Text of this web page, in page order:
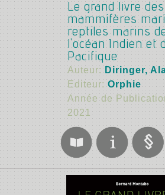
Le grand livre des
mammifères
reptiles marins
l'océan Indien et
Pacifique
Auteur: Diringer,
Editeur:Orphie
Année de
2021